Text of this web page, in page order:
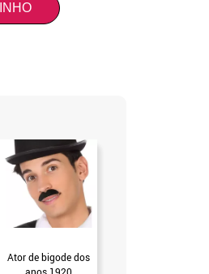
Ator de bigode dos